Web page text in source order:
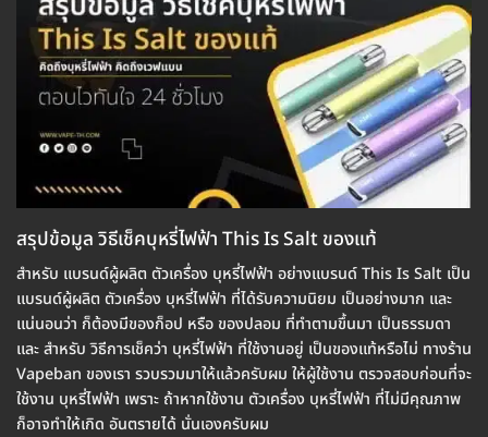
สรุปข้อมูล วิธีเช็คบุหรี่ไฟฟ้า This Is Salt ของแท้
สำหรับ แบรนด์ผู้ผลิต ตัวเครื่อง บุหรี่ไฟฟ้า อย่างแบรนด์ This Is Salt เป็น
แบรนด์ผู้ผลิต ตัวเครื่อง บุหรี่ไฟฟ้า ที่ได้รับความนิยม เป็นอย่างมาก และ
แน่นอนว่า ก็ต้องมีของก็อป หรือ ของปลอม ที่ทำตามขึ้นมา เป็นธรรมดา
และ สำหรับ วิธีการเช็คว่า บุหรี่ไฟฟ้า ที่ใช้งานอยู่ เป็นของแท้หรือไม่ ทางร้าน
Vapeban ของเรา รวบรวมมาให้แล้วครับผม ให้ผู้ใช้งาน ตรวจสอบก่อนที่จะ
ใช้งาน บุหรี่ไฟฟ้า เพราะ ถ้าหากใช้งาน ตัวเครื่อง บุหรี่ไฟฟ้า ที่ไม่มีคุณภาพ
ก็อาจทำให้เกิด อันตรายได้ นั่นเองครับผม